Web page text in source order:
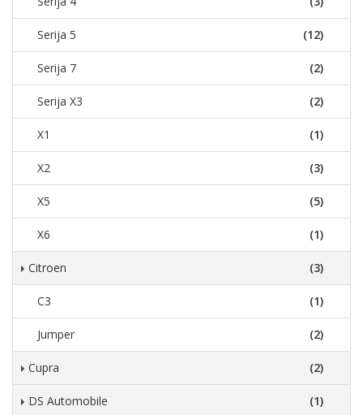
Serija 5 (12)
Serija 7 (2)
Serija X3 (2)
X1 (1)
X2 (3)
X5 (5)
X6 (1)
Citroen (3)
C3 (1)
Jumper (2)
Cupra (2)
DS Automobile (1)